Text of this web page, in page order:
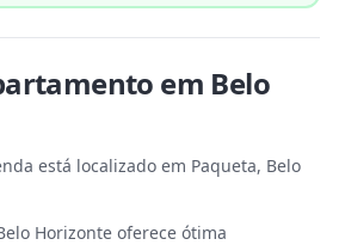
em Belo
está localizado em Paqueta, Belo
Horizonte oferece ótima